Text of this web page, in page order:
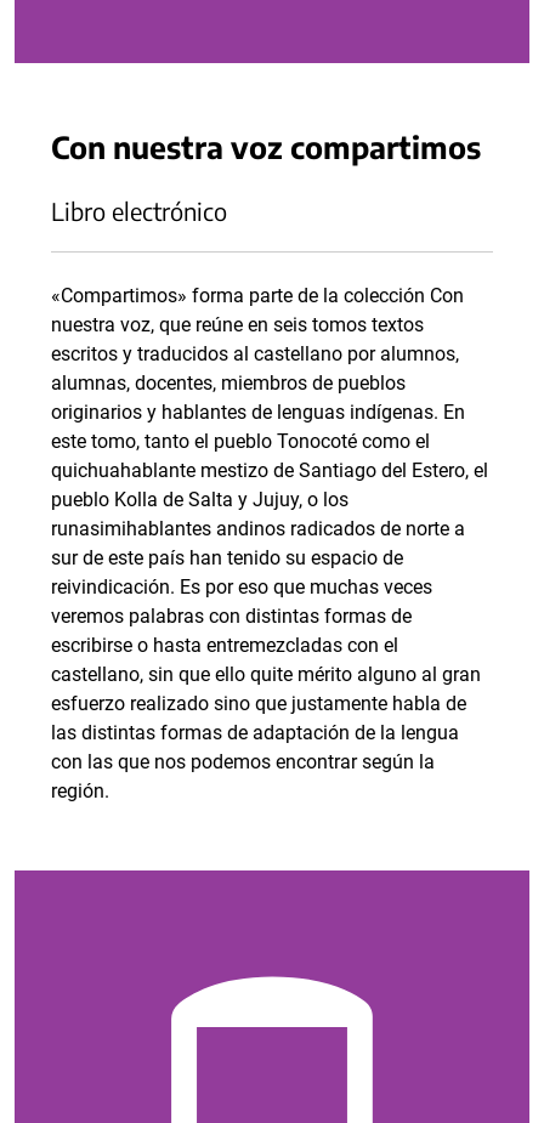
Con nuestra voz compartimos
Libro electrónico
«Compartimos» forma parte de la colección Con
nuestra voz, que reúne en seis tomos textos
escritos y traducidos al castellano por alumnos,
alumnas, docentes, miembros de pueblos
originarios y hablantes de lenguas indígenas. En
este tomo, tanto el pueblo Tonocoté como el
quichuahablante mestizo de Santiago del Estero, el
pueblo Kolla de Salta y Jujuy, o los
runasimihablantes andinos radicados de norte a
sur de este país han tenido su espacio de
reivindicación. Es por eso que muchas veces
veremos palabras con distintas formas de
escribirse o hasta entremezcladas con el
castellano, sin que ello quite mérito alguno al gran
esfuerzo realizado sino que justamente habla de
las distintas formas de adaptación de la lengua
con las que nos podemos encontrar según la
región.